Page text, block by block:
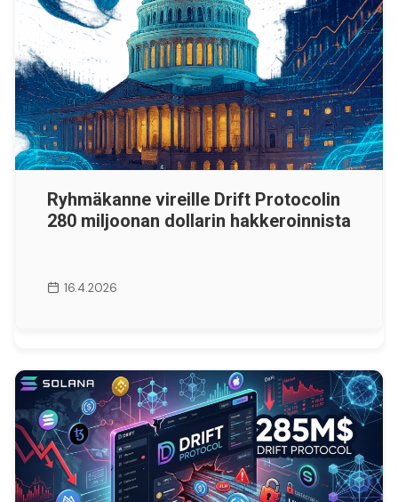
Ryhmäkanne vireille Drift Protocolin
280 miljoonan dollarin hakkeroinnista
16.4.2026